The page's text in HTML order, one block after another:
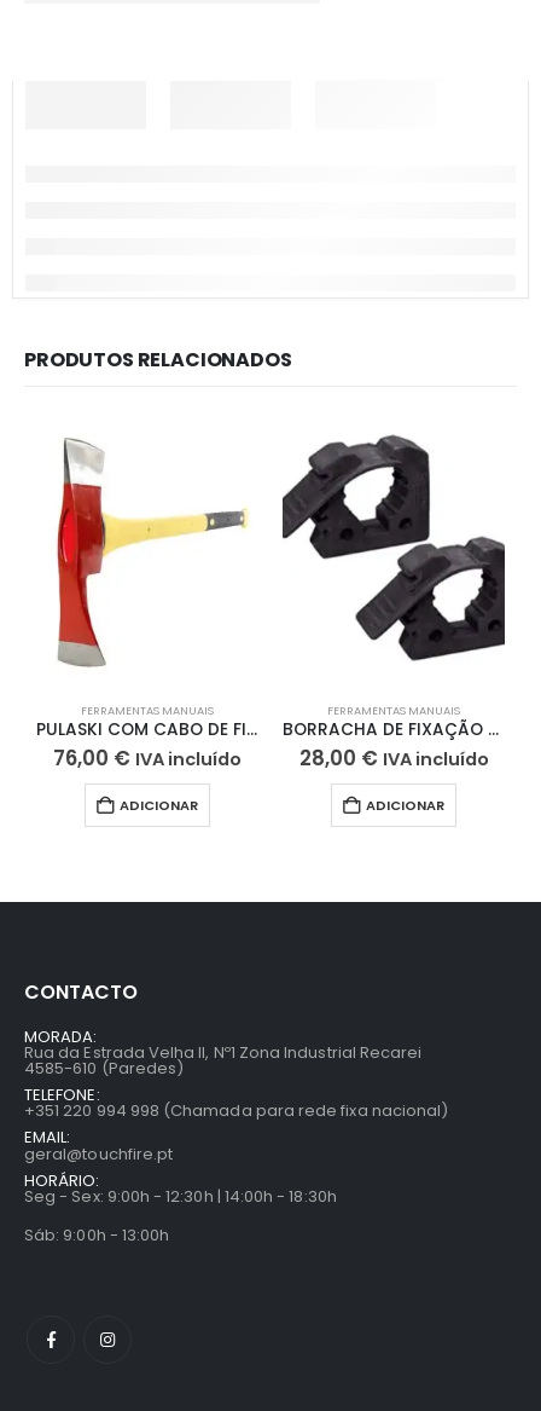
PRODUTOS RELACIONADOS
FERRAMENTAS MANUAIS
PULASKI COM CABO DE FIBRA
76,00 € IVA incluído
ADICIONAR
FERRAMENTAS MANUAIS
BORRACHA DE FIXAÇÃO QUICK FIST (pack 2 uni)
28,00 € IVA incluído
ADICIONAR
CONTACTO
MORADA:
Rua da Estrada Velha II, Nº1 Zona Industrial Recarei
4585-610 (Paredes)
TELEFONE:
+351 220 994 998 (Chamada para rede fixa nacional)
EMAIL:
geral@touchfire.pt
HORÁRIO:
Seg - Sex: 9:00h - 12:30h | 14:00h - 18:30h
Sáb: 9:00h - 13:00h